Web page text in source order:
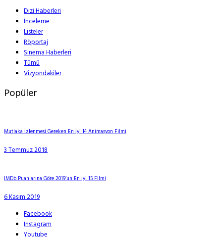
Dizi Haberleri
İnceleme
Listeler
Röportaj
Sinema Haberleri
Tümü
Vizyondakiler
Popüler
Mutlaka İzlenmesi Gereken En İyi 14 Animasyon Filmi
3 Temmuz 2018
IMDb Puanlarına Göre 2019’un En İyi 15 Filmi
6 Kasım 2019
Facebook
Instagram
Youtube